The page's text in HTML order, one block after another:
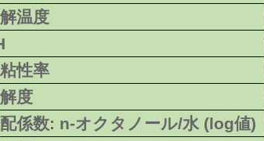
温度
性率
度
係数: n-オクタノール/水 (log値)